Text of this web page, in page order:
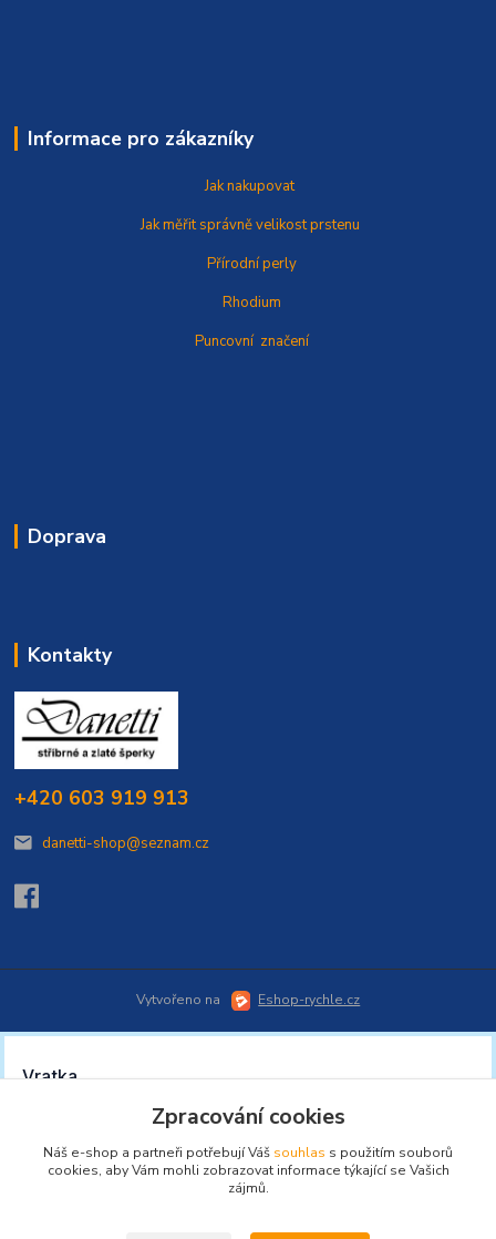
Informace pro zákazníky
Jak nakupovat
Jak měřit správněvelikost prstenu
Přírodní perly
Rhodium
Puncovní značení
Doprava
Kontakty
+420 603 919 913
danetti-shop@seznam.cz
Vytvořeno na Eshop-rychle.cz
Zpracování cookies
Náš e-shop a partneři potřebují Váš souhlas s použitím souborů
cookies, aby Vám mohli zobrazovat informace týkající se Vašich
zájmů.